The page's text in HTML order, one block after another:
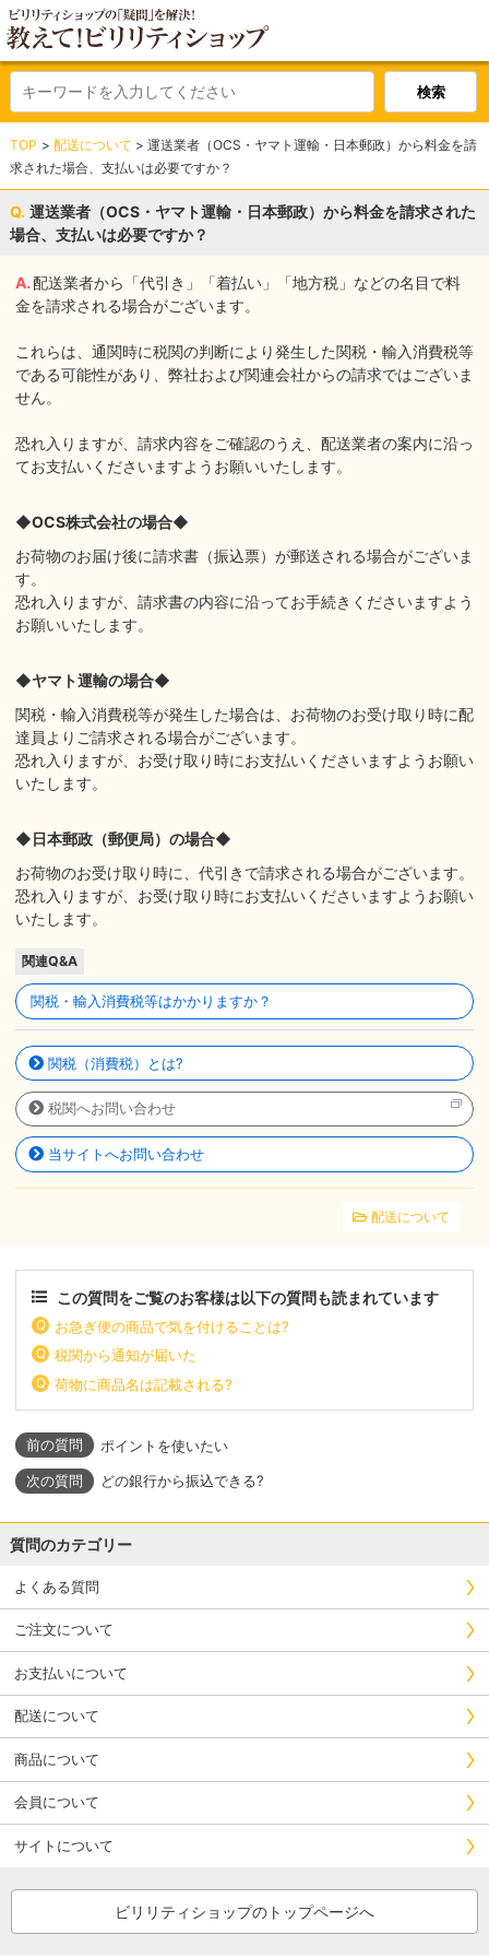
TOP 配送について
運送業者（OCS・ヤマト運輸・日本郵政）から料金を請
求された場合、支払いは必要ですか？
運送業者（OCS・ヤマト運輸・日本郵政）から料金を請求された
場合、支払いは必要ですか？
配送業者から「代引き」「着払い」「地方税」などの名目で料
金を請求される場合がございます。
これらは、通関時に税関の判断により発生した関税・輸入消費税等
である可能性があり、弊社および関連会社からの請求ではございま
せん。
恐れ入りますが、請求内容をご確認のうえ、配送業者の案内に沿っ
てお支払いくださいますようお願いいたします。
◆OCS株式会社の場合◆
お荷物のお届け後に請求書（振込票）が郵送される場合がございま
す。
恐れ入りますが、請求書の内容に沿ってお手続きくださいますよう
お願いいたします。
◆ヤマト運輸の場合◆
関税・輸入消費税等が発生した場合は、お荷物のお受け取り時に配
達員よりご請求される場合がございます。
恐れ入りますが、お受け取り時にお支払いくださいますようお願い
いたします。
◆日本郵政（郵便局）の場合◆
お荷物のお受け取り時に、代引きで請求される場合がございます。
恐れ入りますが、お受け取り時にお支払いくださいますようお願い
いたします。
関連Q&A
関税・輸入消費税等はかかりますか？
関税（消費税）とは?
税関へお問い合わせ
当サイトへお問い合わせ
配送について
この質問をご覧のお客様は以下の質問も読まれています
お急ぎ便の商品で気を付けることは?
税関から通知が届いた
荷物に商品名は記載される?
ポイントを使いたい
どの銀行から振込できる?
質問のカテゴリー
よくある質問
ご注文について
お支払いについて
配送について
商品について
会員について
サイトについて
ビリリティショップのトップページへ